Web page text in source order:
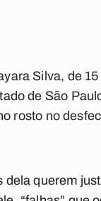
Silva, de
de São
rosto no
dela querem